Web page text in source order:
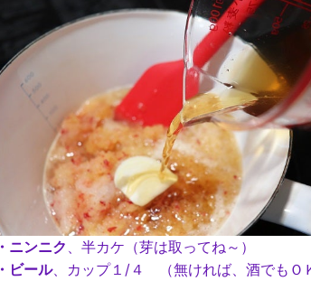
・ニンニク 、半カケ（芽は取ってね～）
・ビール、カップ１/４ （無ければ、酒でもＯ